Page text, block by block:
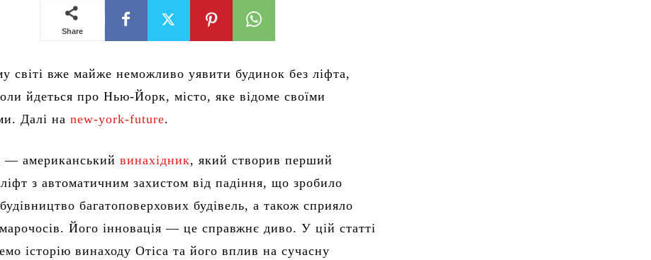
Share
світі вже майже неможливо уявити будинок без ліфта,
йдеться про Нью-Йорк, місто, яке відоме своїми
Далі наnew-york-future.
— американськийвинахідник, який створив перший
з автоматичним захистом від падіння, що зробило
багатоповерхових будівель, а також сприяло
Його інновація — це справжнє диво. У цій статті
історію винаходу Отіса та його вплив на сучасну